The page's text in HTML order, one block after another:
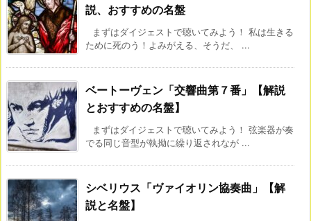
説、おすすめの名盤
まずはダイジェストで聴いてみよう！ 私は生きる
ために死のう！よみがえる、そうだ、 ...
ベートーヴェン「交響曲第７番」【解説
とおすすめの名盤】
まずはダイジェストで聴いてみよう！ 弦楽器が奏
でる同じ音型が執拗に繰り返されなが ...
シベリウス「ヴァイオリン協奏曲」【解
説と名盤】